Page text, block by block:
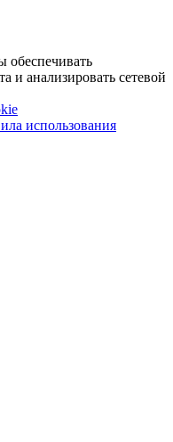
и анализировать сетевой
использования